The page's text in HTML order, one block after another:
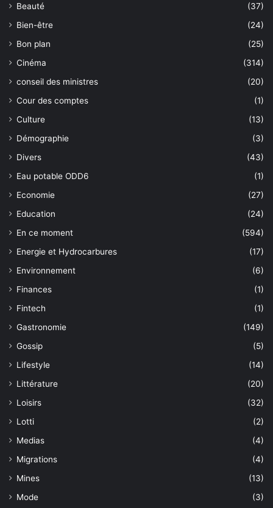
Beauté
(37)
Bien-être
(24)
Bon plan
(25)
Cinéma
(314)
conseil des ministres
(20)
Cour des comptes
(1)
Culture
(13)
Démographie
(3)
Divers
(43)
Eau potable ODD6
(1)
Economie
(27)
Education
(24)
En ce moment
(594)
Energie et Hydrocarbures
(17)
Environnement
(6)
Finances
(1)
Fintech
(1)
Gastronomie
(149)
Gossip
(5)
Lifestyle
(14)
Littérature
(20)
Loisirs
(32)
Lotti
(2)
Medias
(4)
Migrations
(4)
Mines
(13)
Mode
(3)